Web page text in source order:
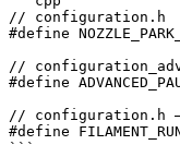
// configuration.h
#define
//
#define
// configuration.h
#define
```